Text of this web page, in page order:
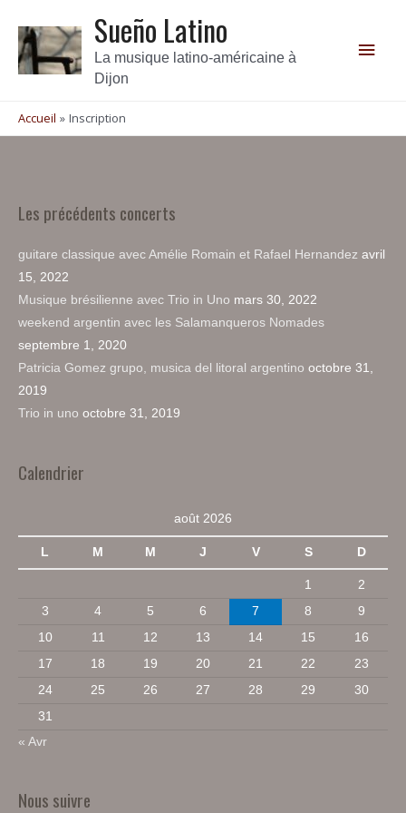
Sueño Latino
La musique latino-américaine à
Dijon
Accueil Inscription
Les précédents concerts
guitare classique avec Amélie Romain et Rafael Hernandez avril
15, 2022
Musique brésilienne avec Trio in Uno mars 30, 2022
weekend argentin avec les Salamanqueros Nomades
septembre 1, 2020
Patricia Gomez grupo, musica del litoral argentino octobre 31,
2019
Trio in uno octobre 31, 2019
Calendrier
août 2026
L M M J V S D
1
2
3
4 5 6 7 8
9
10
11 12 13 14 15
16
17
18 19 20 21 22
23
24
25 26 27 28 29
30
31
« Avr
Nous suivre